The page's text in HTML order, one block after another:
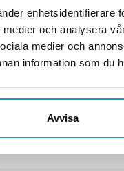
enhetsidentifierare
medier och analysera
medier och
information som du
Avvisa
SR 1,3
kg.